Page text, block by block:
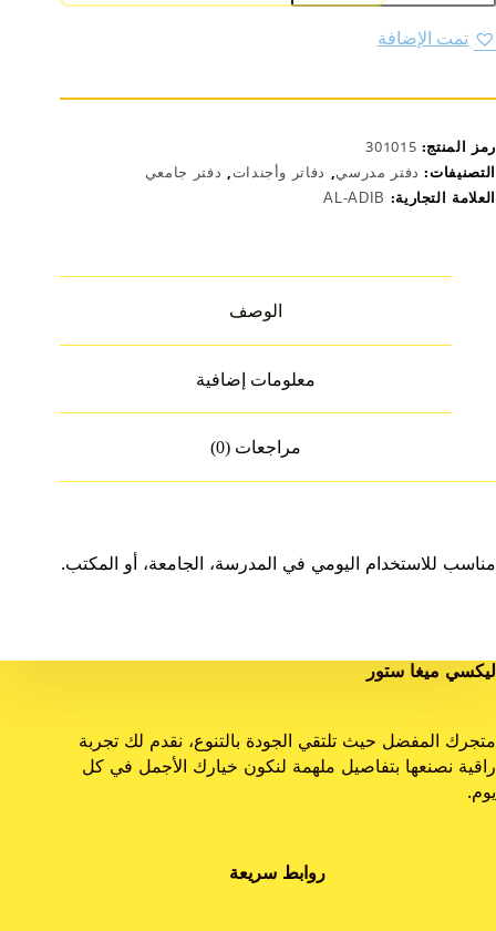
الأديب
هارد
كفر
تمت الإضافة
رمز المنتج: 301015
التصنيفات: دفتر مدرسي, دفاتر وأجندات, دفتر جامعي
العلامة التجارية: AL-ADIB
الوصف
معلومات إضافية
مراجعات (0)
مناسب للاستخدام اليومي في المدرسة، الجامعة، أو المكتب.
ليكسي ميغا ستور
متجرك المفضل حيث تلتقي الجودة بالتنوع، نقدم لك تجربة
راقية نصنعها بتفاصيل ملهمة لنكون خيارك الأجمل في كل
يوم.
روابط سريعة